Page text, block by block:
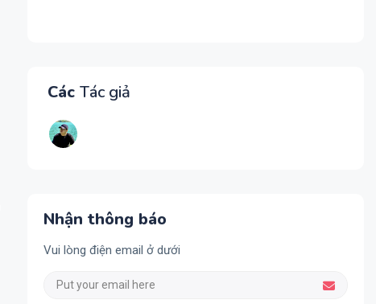
Các Tác giả
Nhận thông báo
Vui lòng điện email ở dưới